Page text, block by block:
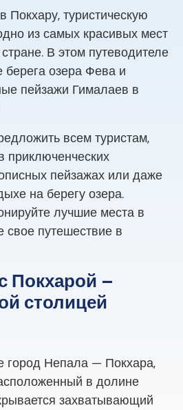
Покхару, туристическую
из самых красивых мест
В этом путеводителе
озера Фева и
пейзажи Гималаев в
всем туристам,
приключенческих
пейзажах или даже
на берегу озера.
лучшие места в
свое путешествие в
Покхарой ​​–
столицей
город Непала — Покхара,
в долине
захватывающий